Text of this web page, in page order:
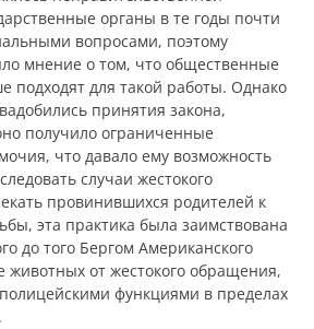
органы в те годы почти
вопросами, поэтому
мнение о том, что общественные
подходят для такой работы. Однако
принятия закона,
получило ограниченные
что давало ему возможность
случаи жестокого
провинившихся родителей к
эта практика была заимствована
до того Бергом Американского
животных от жестокого обращения,
функциями в пределах